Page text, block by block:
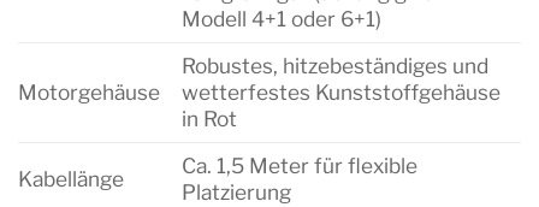
Modell 4+1 oder 6+1)
Motorgehäuse
Robustes, hitzebeständiges und
wetterfestes Kunststoffgehäuse
in Rot
Kabellänge
Ca. 1,5 Meter für flexible
Platzierung